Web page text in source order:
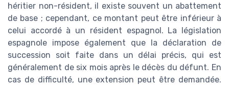
héritier non-résident, il existe souvent un abattement
de base ; cependant, ce montant peut être inférieur à
celui accordé à un résident espagnol. La législation
espagnole impose également que la déclaration de
succession soit faite dans un délai précis, qui est
généralement de six mois après le décès du défunt. En
cas de difficulté, une extension peut être demandée.